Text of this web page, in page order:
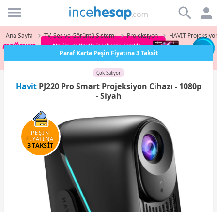
Incehesap
Ana Sayfa TV, Ses ve Görüntü Sistemi Projeksiyon HAVIT
Paraf Karta Peşin Fiyatına 3 Taksit
Çok Satıyor
HavitPJ220 Pro Smart Projeksiyon Cihazı - 1080p
- Siyah
PEŞİN
FİYATINA
3 TAKSİT